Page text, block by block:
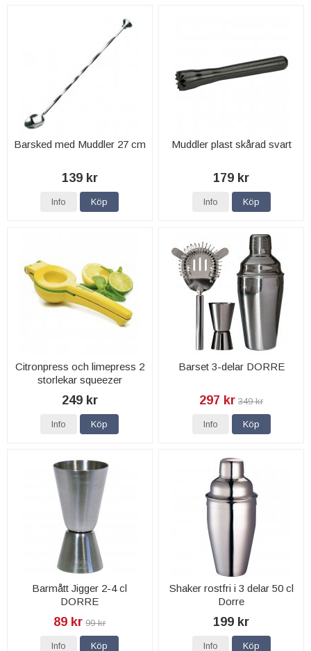
Barsked med Muddler 27 cm
139 kr
Info Köp
Muddler plast skårad svart
179 kr
Info Köp
Citronpress och limepress 2
storlekar squeezer
249 kr
Info Köp
Barset 3-delar DORRE
297 kr 349 kr
Info Köp
Barmått Jigger 2-4 cl
DORRE
89 kr 99 kr
Info Köp
Shaker rostfri i 3 delar 50 cl
Dorre
199 kr
Info Köp